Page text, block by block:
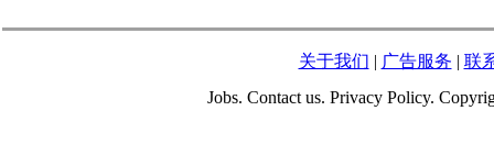
关于我们 | 广告服务 | 联
Jobs. Contact us. Privacy Policy.